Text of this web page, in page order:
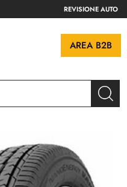
REVISIONE AUTO
AREA B2B